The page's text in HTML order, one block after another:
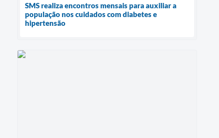
SMS realiza encontros mensais para auxiliar a
população nos cuidados com diabetes e
hipertensão